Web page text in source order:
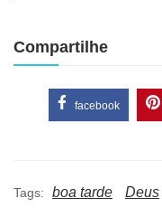
Compartilhe
facebook
Tags: boa tarde Deus